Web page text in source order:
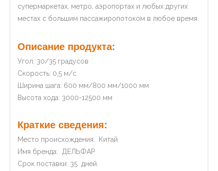
супермаркетах, метро, ​​​​аэропортах и ​​любых других
местах с большим пассажиропотоком в любое время.
Описание продукта:
Угол: 30/35 градусов
Скорость: 0,5 м/с
Ширина шага: 600 мм/800 мм/1000 мм
Высота хода: 3000-12500 мм
Краткие сведения:
Место происхождения: Китай
Имя бренда: ДЕЛЬФАР
Срок поставки: 35 дней.